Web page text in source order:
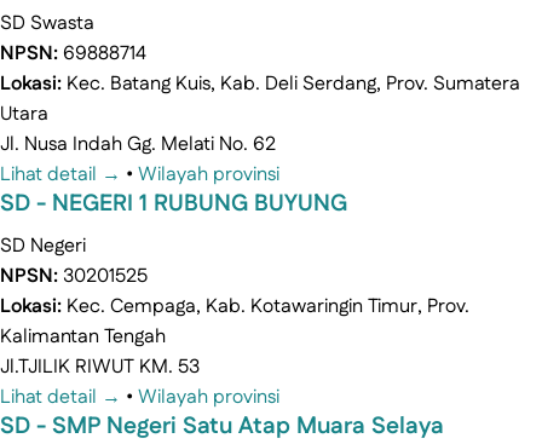
SD Swasta
NPSN:69888714
Lokasi: Kec. Batang Kuis, Kab. Deli Serdang, Prov. Sumatera
Utara
Jl. Nusa Indah Gg. Melati No. 62
Lihat detail → • Wilayah provinsi
SD - NEGERI 1 RUBUNG BUYUNG
SD Negeri
NPSN: 30201525
Lokasi: Kec. Cempaga, Kab. Kotawaringin Timur, Prov.
Kalimantan Tengah
Jl.TJILIK RIWUT KM. 53
Lihat detail → • Wilayah provinsi
SD - SMP Negeri Satu Atap Muara Selaya